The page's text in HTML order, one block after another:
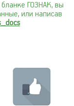
ГОЗНАК, вы
или написав